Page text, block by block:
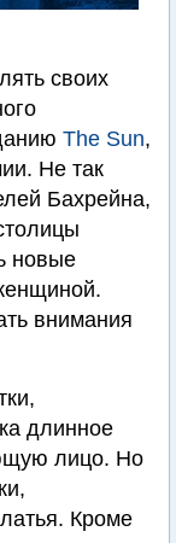
своих
The Sun,
Не так
Бахрейна,
новые
внимания
длинное
лицо. Но
Кроме